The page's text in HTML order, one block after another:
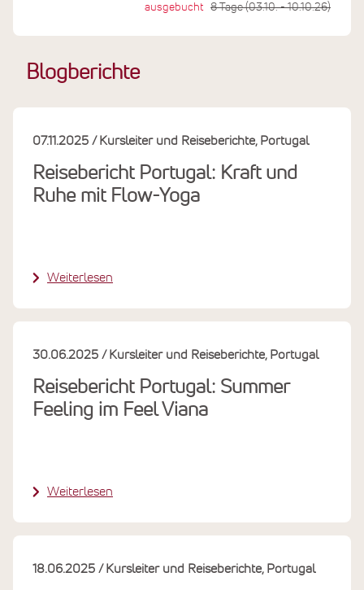
Blogberichte
Reisebericht Portugal: Kraft und
Ruhe mit Flow-Yoga
07.11.2025 Kursleiter und Reiseberichte Portugal
Weiterlesen
Reisebericht Portugal: Summer
Feeling im Feel Viana
30.06.2025 Kursleiter und Reiseberichte Portugal
Weiterlesen
18.06.2025 Kursleiter und Reiseberichte Portugal
ausgebucht 8 Tage (03.10. - 10.10.26)